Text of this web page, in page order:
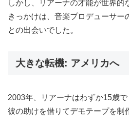
しかし、リアーナの才能が世界的
きっかけは、音楽プロデューサー
との出会いでした。
大きな転機: アメリカへ
2003年、リアーナはわずか15歳で
彼の助けを借りてデモテープを制